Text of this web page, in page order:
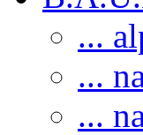
...
...
...